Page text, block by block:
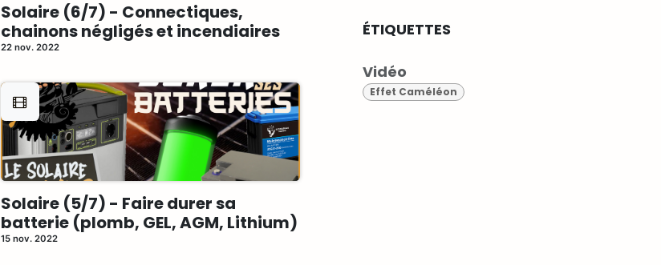
Solaire (6/7) - Connectiques,
chainons négligés et incendiaires
22 nov. 2022
Solaire (5/7) - Faire durer sa
batterie (plomb, GEL, AGM, Lithium)
15 nov. 2022
ÉTIQUETTES
Vidéo
Effet Caméléon